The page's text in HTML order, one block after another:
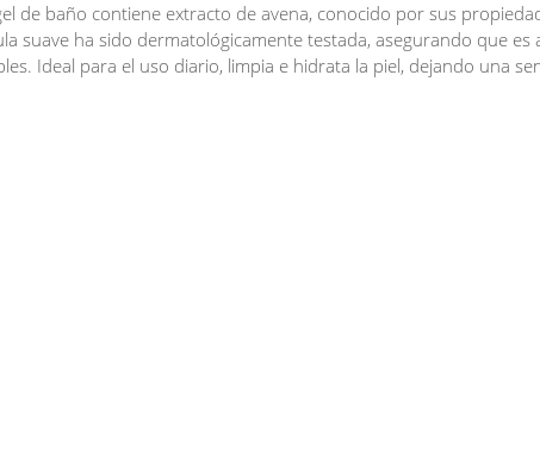
de baño contiene extracto de avena, conocido por sus
suave ha sido dermatológicamente testada, asegurando que
Ideal para el uso diario, limpia e hidrata la piel, dejando una